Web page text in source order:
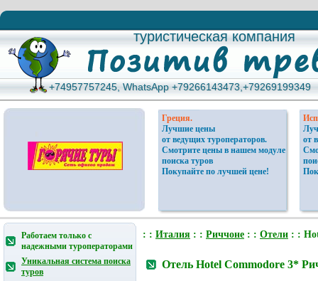
туристическая компания
туристическая компания
+74957757245, WhatsApp +79266143473,+79269199349
+74957757245, WhatsApp +79266143473,+79269199349
Греция.
Лучшие цены
от ведущих туроператоров.
Смотрите цены в нашем модуле
поиска туров
Покупайте по лучшей цене!
от
Работаем только с
надежными туроператорами
Уникальная система поиска
туров
: : Италия : : Риччоне : : Отели : :
Отель Hotel Commodore 3*